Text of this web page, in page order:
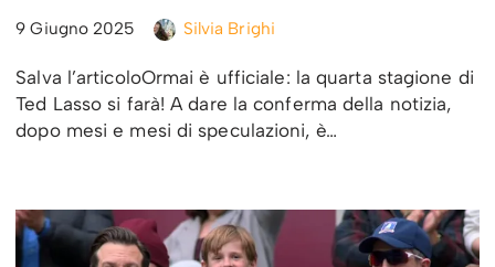
9 Giugno 2025 Silvia Brighi
Salva l’articoloOrmai è ufficiale: la quarta stagione di
Ted Lasso si farà! A dare la conferma della notizia,
dopo mesi e mesi di speculazioni, è…